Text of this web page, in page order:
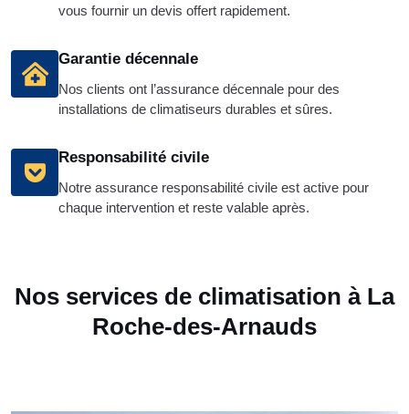
vous fournir un devis offert rapidement.
Garantie décennale
Nos clients ont l’assurance décennale pour des
installations de climatiseurs durables et sûres.
Responsabilité civile
Notre assurance responsabilité civile est active pour
chaque intervention et reste valable après.
Nos services de climatisation à La
Roche-des-Arnauds